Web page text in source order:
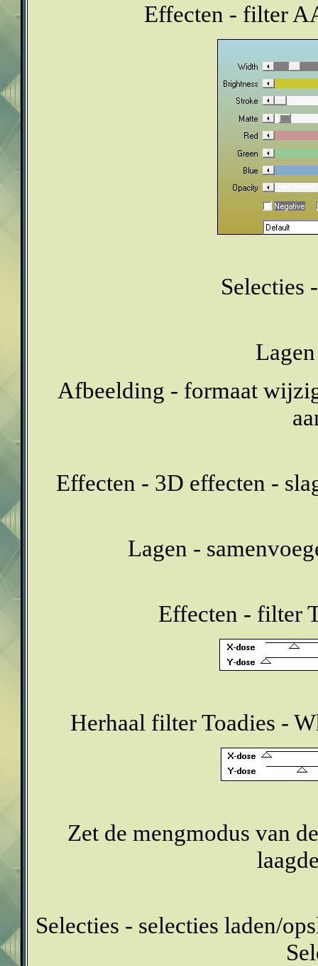
Effecten - filter
Selecties
Afbeelding - formaat
Effecten - 3D effecten -
Lagen -
Effecten - filter
Herhaal filter Toadies -
Zet de mengmodus van
Selecties - selecties laden/